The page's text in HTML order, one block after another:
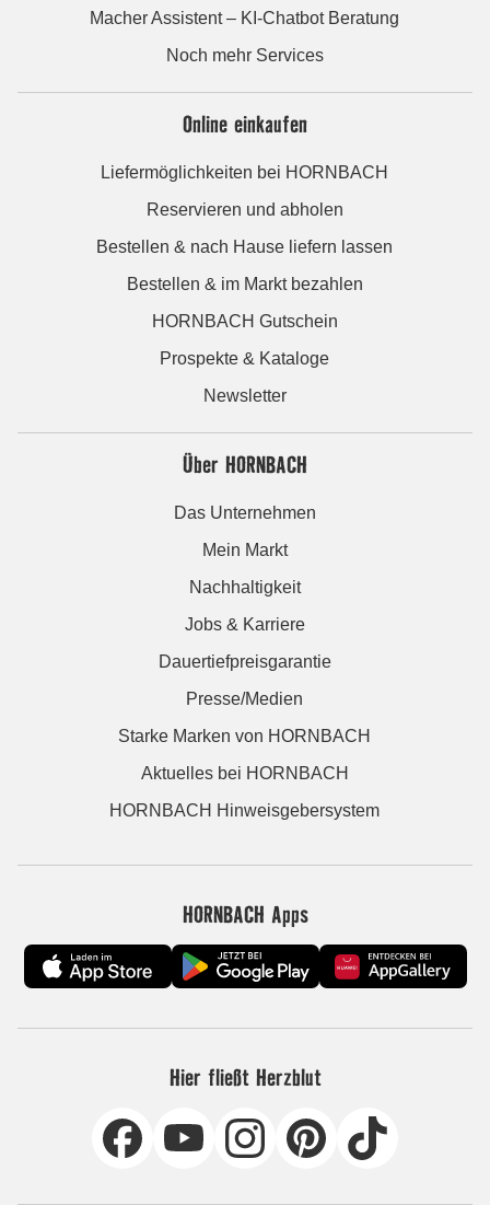
Macher Assistent – KI-Chatbot Beratung
Noch mehr Services
Online einkaufen
Liefermöglichkeiten bei HORNBACH
Reservieren und abholen
Bestellen & nach Hause liefern lassen
Bestellen & im Markt bezahlen
HORNBACH Gutschein
Prospekte & Kataloge
Newsletter
Über HORNBACH
Das Unternehmen
Mein Markt
Nachhaltigkeit
Jobs & Karriere
Dauertiefpreisgarantie
Presse/Medien
Starke Marken von HORNBACH
Aktuelles bei HORNBACH
HORNBACH Hinweisgebersystem
HORNBACH Apps
Hier fließt Herzblut